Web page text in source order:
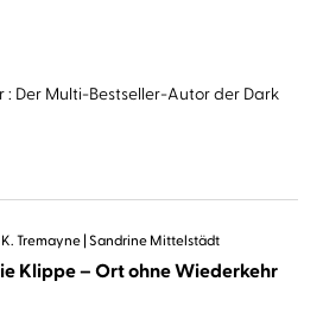
: Der Multi-Bestseller-Autor der Dark
K. Tremayne Sandrine Mittelstädt
Klippe – Ort ohne Wiederkehr